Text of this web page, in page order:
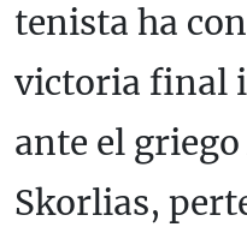
tenista ha
victoria final
ante el
Skorlias,